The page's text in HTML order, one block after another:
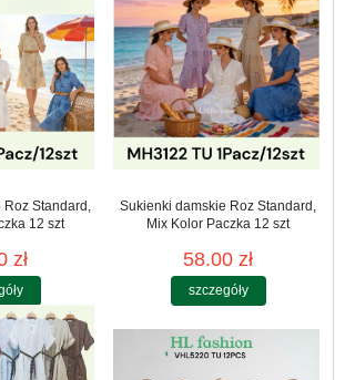
Standard,
12 szt
zł
Sukienki damskie Roz Standard,
Mix Kolor Paczka 12 szt
58.00 zł
szczegóły